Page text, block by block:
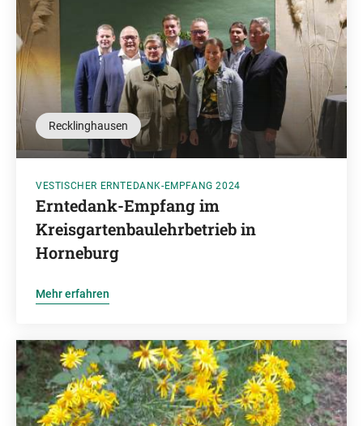
Recklinghausen
VESTISCHER ERNTEDANK-EMPFANG 2024
Erntedank-Empfang im
Kreisgartenbaulehrbetrieb in
Horneburg
Mehr erfahren